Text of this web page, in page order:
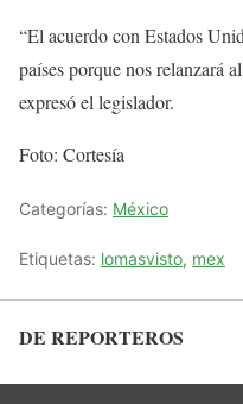
“El acuerdo con Estados
países porque nos relanzará
expresó el legislador.
Foto: Cortesía
Categorías: México
Etiquetas: lomasvisto, mex
DE REPORTEROS